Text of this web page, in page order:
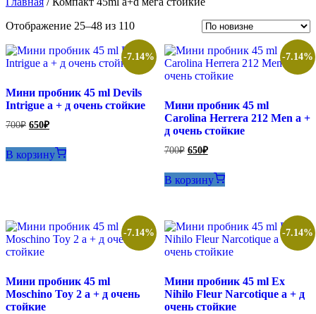
Отображение 25–48 из 110Сортировка:
самые
недавние
-7.14%
Мини пробник 45 ml Devils
Intrigue а + д очень стойкие
700₽ Первоначальная
700₽.
650₽Текущая
650₽.
В корзину
-7.14%
Мини пробник 45 ml
Carolina Herrera 212 Men а +
д очень стойкие
700₽ Первоначальная
700₽.
650₽Текущая
650₽.
В корзину
-7.14%
Мини пробник 45 ml
Moschino Toy 2 а + д очень
стойкие
-7.14%
Мини пробник 45 ml Ex
Nihilo Fleur Narcotique а + д
очень стойкие